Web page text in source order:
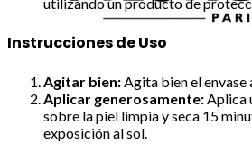
utilizando un producto de
Instrucciones de Uso
Agitar bien:Agita bien el envase
Aplicar generosamente:Aplica
sobre la piel limpia y seca 15
exposición al sol.